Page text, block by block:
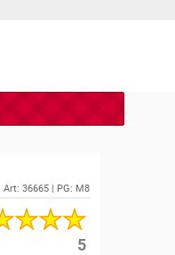
Art: 36665 | PG: M8
5